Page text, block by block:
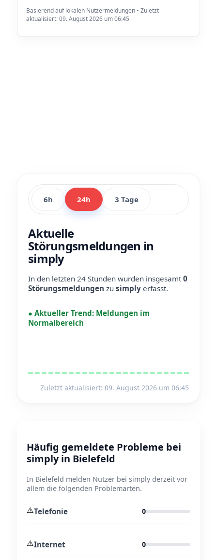
Basierend auf lokalen Nutzermeldungen • Zuletzt
aktualisiert: 09. August 2026 um 06:45
6h 24h 3 Tage
Aktuelle
Störungsmeldungen in
simply
In den letzten 24 Stunden wurden insgesamt0
Störungsmeldungen zu simply erfasst.
● Aktueller Trend: Meldungen im
Normalbereich
Zuletzt aktualisiert: 09. August 2026 um 06:45
Häufig gemeldete Probleme bei
simply in Bielefeld
In Bielefeld melden Nutzer bei simply derzeit vor
allem die folgenden Problemarten.
⚠️Telefonie 0
⚠️Internet 0